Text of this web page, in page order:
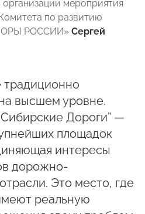
мероприятия
по развитию
РОССИИ» Сергей
высшем уровне.
Дороги” —
площадок
интересы
дорожно-
Это место, где
реальную